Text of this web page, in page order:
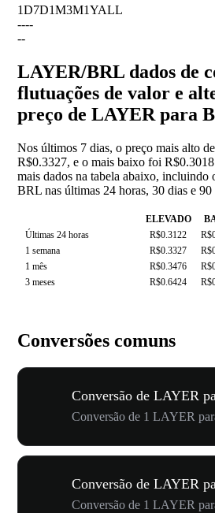
1D7D1M3M1YALL
----
--
LAYER/BRL dados de
flutuações de valor e
preço de LAYER para
Nos últimos 7 dias, o preço mais alto
R$0.3327, e o mais baixo foi
mais dados na tabela abaixo,
BRL nas últimas 24 horas, 30 dias e 90
ELEVADO
Últimas 24 horas
R$0.3122
1 semana
R$0.3327
1 mês
R$0.3476
3 meses
R$0.6424
Conversões comuns
Conversão de LAYER
Conversão de 1 LAYER
Conversão de LAYER
Conversão de 1 LAYER